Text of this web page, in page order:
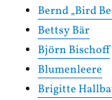
Bernd „Bird
Bettsy Bär
Björn Bischoff
Blumenleere
Brigitte